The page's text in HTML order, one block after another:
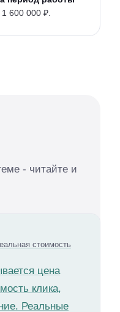
600 000 ₽.
- читайте и
стоимость
цена
клика,
Реальные